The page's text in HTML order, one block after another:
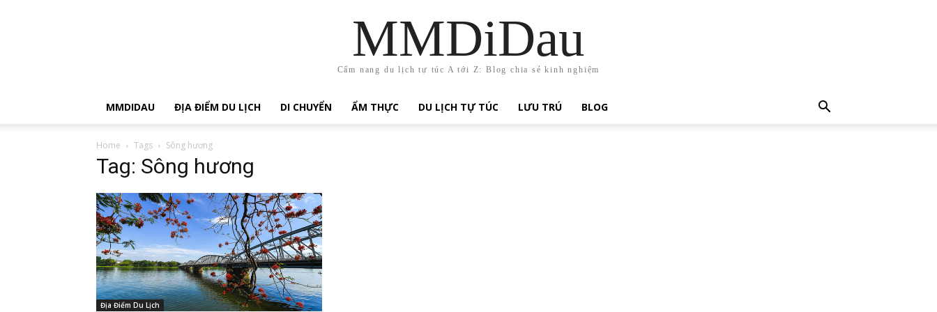
MMDiDau
Cẩm nang du lịch tự túc A tới Z: Blog chia sẻ kinh nghiệm
MMDIDAU ĐỊA ĐIỂM DU LỊCH DI CHUYỂN ẨM THỰC DU LỊCH TỰ TÚC LƯU TRÚ BLOG
Home Tags Sông hương
Tag: Sông hương
Địa Điểm Du Lịch